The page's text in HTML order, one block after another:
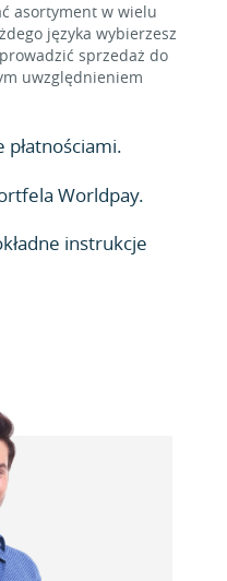
asortyment w wielu
języka wybierzesz
sprzedaż do
uwzględnieniem
Worldpay.
instrukcje